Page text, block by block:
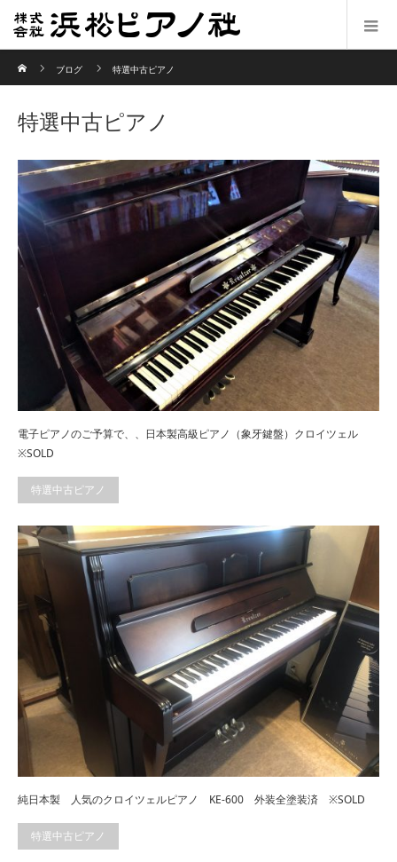
ブログ
特選中古ピアノ
特選中古ピアノ
電子ピアノのご予算で、、日本製高級ピアノ（象牙鍵盤）クロイツェル
※SOLD
特選中古ピアノ
純日本製 人気のクロイツェルピアノ KE-600 外装全塗装済 ※SOLD
特選中古ピアノ